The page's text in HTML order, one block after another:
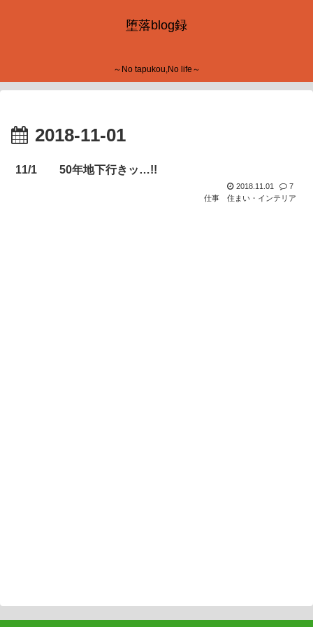
堕落blog録
～No tapukou,No life～
2018-11-01
11/1 50年地下行きッ…!!
2018.11.01
7
仕事
住まい・インテリア